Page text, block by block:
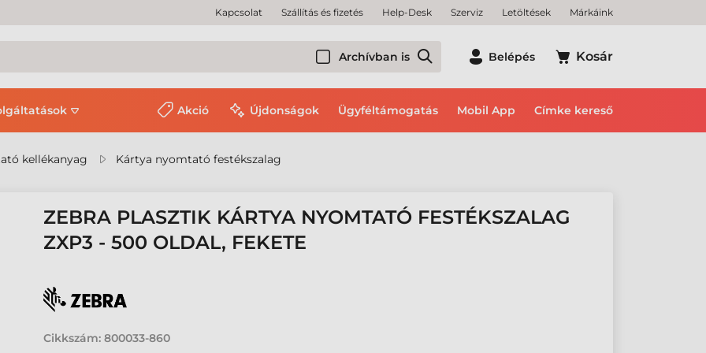
Kapcsolat Szállítás és fizetés Help-Desk Szerviz Letöltések Márkáink
Archívban is Belépés Kosár
Akció Újdonságok Ügyféltámogatás Mobil App Címke kereső
kellékanyag Kártya nyomtató festékszalag
ZEBRA PLASZTIK KÁRTYA NYOMTATÓ FESTÉKSZALAG
ZXP3 - 500 OLDAL, FEKETE
Cikkszám: 800033-860